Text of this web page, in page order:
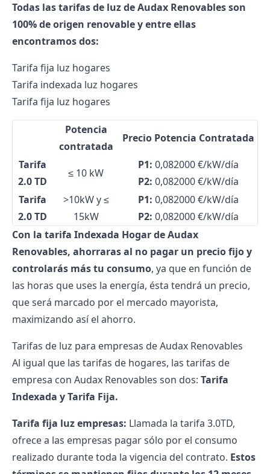
Todas las tarifas de luz de Audax Renovables son
100% de origen renovable y entre ellas
encontramos dos:
Tarifa fija luz hogares
Tarifa indexada luz hogares
Tarifa fija luz hogares
Potencia
contratada
Precio Potencia Contratada
Tarifa
2.0 TD
≤ 10 kW
P1: 0,082000 €/kW/día
P2: 0,082000 €/kW/día
Tarifa
2.0 TD
>10kW y ≤
15kW
P1: 0,082000 €/kW/día
P2: 0,082000 €/kW/día
Con la tarifa Indexada Hogar de Audax
Renovables, ahorraras al no pagar un precio fijo y
controlarás más tu consumo, ya que en función de
las horas que uses la energía, ésta tendrá un precio,
que será marcado por el mercado mayorista,
maximizando así el ahorro.
Tarifas de luz para empresas de Audax Renovables
Al igual que las tarifas de hogares, las tarifas de
empresa con Audax Renovables son dos: Tarifa
Indexada y Tarifa Fija.
Tarifa fija luz empresas: Llamada la tarifa 3.0TD,
ofrece a las empresas pagar sólo por el consumo
realizado durante toda la vigencia del contrato. Estos